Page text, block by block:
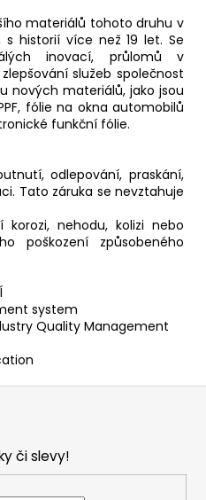
materiálů tohoto druhu v
s historií více než 19 let. Se
inovací, průlomů v
služeb společnost
nových materiálů, jako jsou
fólie na okna automobilů
funkční fólie.
odlepování, praskání,
Tato záruka se nevztahuje
korozi, nehodu, kolizi nebo
poškození způsobeného
system
Quality Management
či slevy!